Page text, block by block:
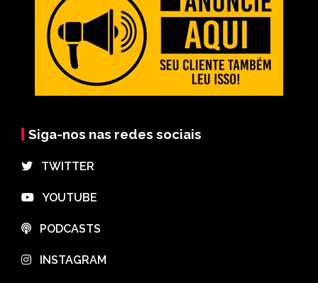
Siga-nos nas redes sociais
⠀TWITTER
⠀YOUTUBE
⠀PODCASTS
⠀INSTAGRAM